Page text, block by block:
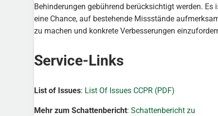
Behinderungen gebührend berücksichtigt werden. Es
eine Chance, auf bestehende Missstände
zu machen und konkrete Verbesserungen
Service-Links
List of Issues: List Of Issues CCPR (PDF)
Mehr zum Schattenbericht: Schattenbericht zu